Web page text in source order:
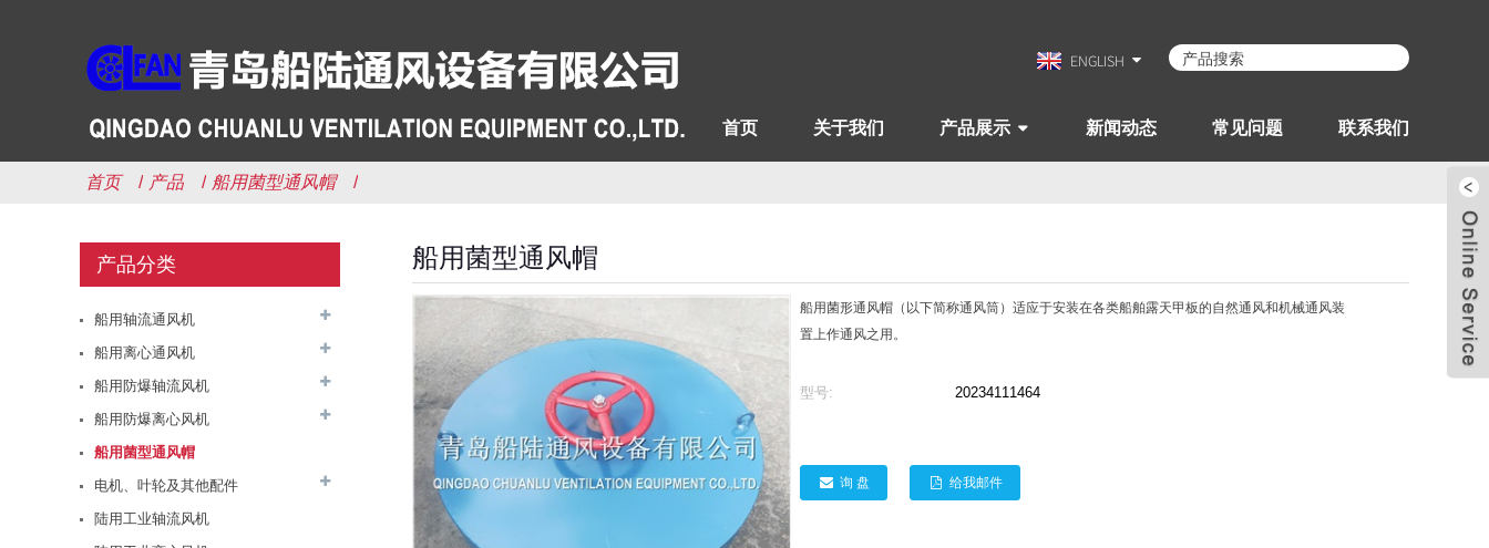
ENGLISH
首页 关于我们 产品展示 新闻动态 常见问题 联系我们
首页 产品 船用菌型通风帽
产品分类
船用轴流通风机
船用离心通风机
船用防爆轴流风机
船用防爆离心风机
船用菌型通风帽
电机、叶轮及其他配件
陆用工业轴流风机
JCZ系列船用轴流通风机
可输送空气、含有盐雾的
海洋空气和含有少量油雾
等的腐蚀性空气，JCZ系
列船用轴流通风机适用于
气，也可应用于其他适当
的场合。JCZ系列船用轴
流通风机按照GB1...
CZF系列船用轴流通风机
是一种新型的节能、低噪
声风机，它适用于各种舰
船的通风换气，也适用于
其它相适应的场合。 CZF
结构紧湊、体积小、重量
轻、耗用功率小、可逆
转、运转平稳、能抗一...
CLZ1-J 船用轴流通风机用
于船舶舱室通风换气，既可
舱室抽风，被输送的空气可
船用菌型通风帽
船用菌形通风帽（以下简称通风筒）适应于安装在各类船舶露天甲板的自然通风和机械通风装
置上作通风之用。
型号: 20234111464
询 盘 给我邮件